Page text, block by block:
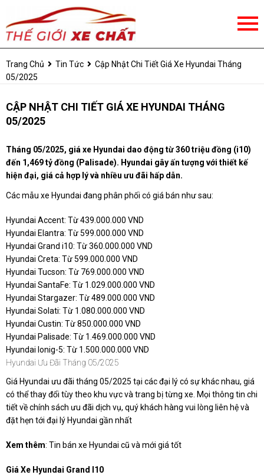
Trang Chủ Tin Tức
Cập Nhật Chi Tiết Giá Xe Hyundai Tháng
05/2025
CẬP NHẬT CHI TIẾT GIÁ XE HYUNDAI THÁNG
05/2025
Tháng 05/2025, giá xe Hyundai dao động từ 360 triệu đồng (i10)
đến 1,469 tỷ đồng (Palisade). Hyundai gây ấn tượng với thiết kế
hiện đại, giá cả hợp lý và nhiều ưu đãi hấp dẫn.
Các mẫu xe Hyundai đang phân phối có giá bán như sau:
Hyundai Accent: Từ 439.000.000 VND
Hyundai Elantra: Từ 599.000.000 VND
Hyundai Grand i10: Từ 360.000.000 VND
Hyundai Creta: Từ 599.000.000 VND
Hyundai Tucson: Từ 769.000.000 VND
Hyundai SantaFe: Từ 1.029.000.000 VND
Hyundai Stargazer: Từ 489.000.000 VND
Hyundai Solati: Từ 1.080.000.000 VND
Hyundai Custin: Từ 850.000.000 VND
Hyundai Palisade: Từ 1.469.000.000 VND
Hyundai Ionig-5: Từ 1.500.000.000 VND
Hyundai Ưu Đãi Tháng 05/2025
Giá Hyundai ưu đãi tháng 05/2025 tại các đại lý có sự khác nhau, giá
có thể thay đổi tùy theo khu vực và trang bị từng xe. Mọi thông tin chi
tiết về chính sách ưu đãi dịch vụ, quý khách hàng vui lòng liên hệ và
đặt hẹn tới đại lý Hyundai gần nhất
Xem thêm: Tin bán xe Hyundai cũ và mới giá tốt
Giá Xe Hyundai Grand I10